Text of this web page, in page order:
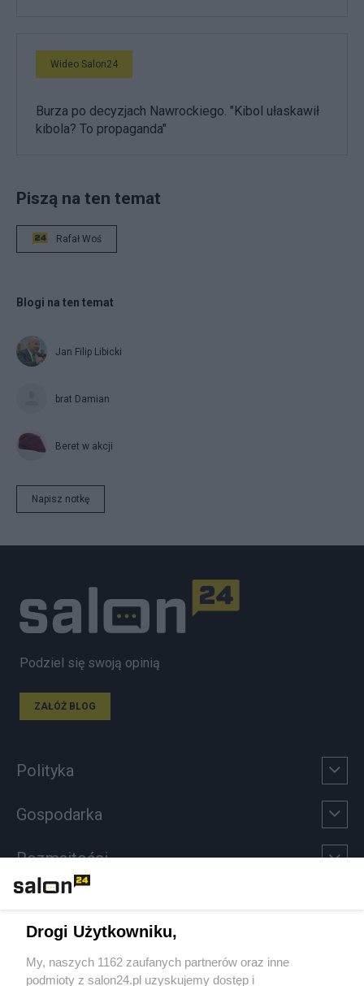
Wideo Salon24
Burza po decyzjach Nawrockiego. "Kibol ułaskawił
kibola? To propaganda"
Piszą na ten temat
Rafał Woś
Blogi na ten temat
Jan Filip Libicki
brat Damian
Beret w akcji
Napisz notkę
Podziel się swoją opinią
ZAŁÓŻ BLOG
Polityka
Gospodarka
Rozmaitości
Sport
Drogi Użytkowniku,
My, naszych 1162 zaufanych partnerów oraz inne
podmioty z salon24.pl uzyskujemy dostęp i